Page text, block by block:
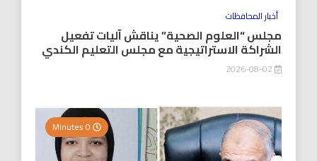
أخبار المحافظات
مجلس “العلوم الصحية” يناقش آليات تفعيل
الشراكة الاستراتيجية مع مجلس التعليم الكندي